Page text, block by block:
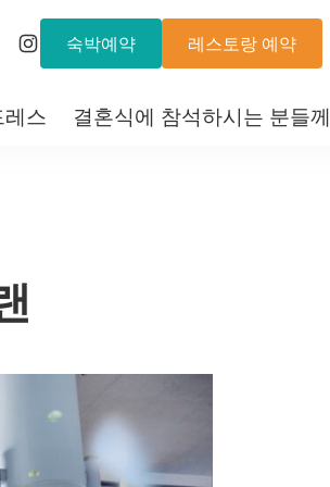
Instagram숙박예약 레스토랑 예약
레스 결혼식에 참석하시는 분들께